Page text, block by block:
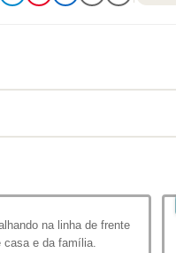
na linha de frente
casa e da família.